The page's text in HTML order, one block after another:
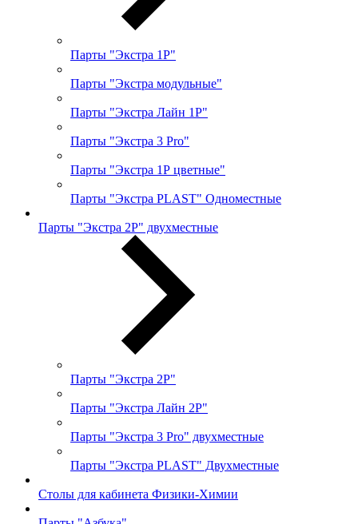
Парты "Экстра 1Р"
Парты "Экстра модульные"
Парты "Экстра Лайн 1Р"
Парты "Экстра 3 Pro"
Парты "Экстра 1Р цветные"
Парты "Экстра PLAST" Одноместные
Парты "Экстра 2Р" двухместные
Парты "Экстра 2Р"
Парты "Экстра Лайн 2Р"
Парты "Экстра 3 Pro" двухместные
Парты "Экстра PLAST" Двухместные
Столы для кабинета Физики-Химии